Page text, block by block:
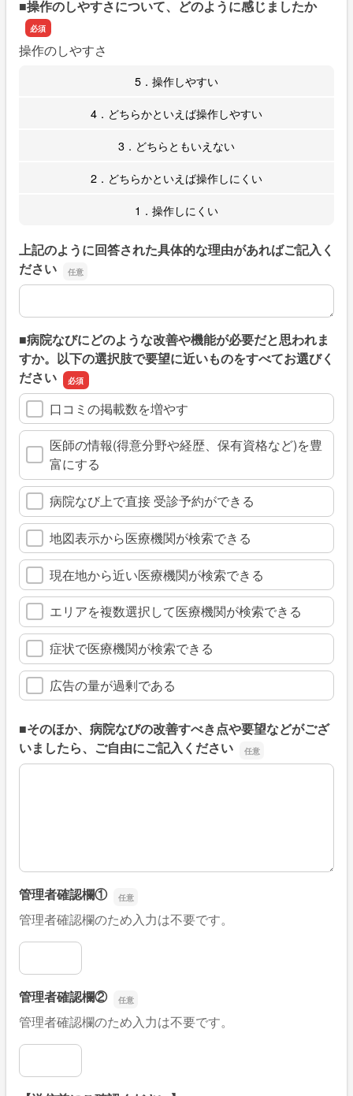
■操作のしやすさについて、どのように感じましたか
操作のしやすさ
5．操作しやすい
4．どちらかといえば操作しやすい
3．どちらともいえない
2．どちらかといえば操作しにくい
1．操作しにくい
上記のように回答された具体的な理由があればご記入く
ださい
上記のように回答された具体的な理由があればご記入くだ
■病院なびにどのような改善や機能が必要だと思われま
すか。以下の選択肢で要望に近いものをすべてお選びく
ださい
口コミの掲載数を増やす
医師の情報(得意分野や経歴、保有資格など)を豊
富にする
病院なび上で直接 受診予約ができる
地図表示から医療機関が検索できる
現在地から近い医療機関が検索できる
エリアを複数選択して医療機関が検索できる
症状で医療機関が検索できる
広告の量が過剰である
■そのほか、病院なびの改善すべき点や要望などがござ
いましたら、ご自由にご記入ください
■そのほか、病院なびの改善すべき点や要望などがござい
管理者確認欄①
管理者確認欄のため入力は不要です。
管理者確認欄①
管理者確認欄②
管理者確認欄のため入力は不要です。
管理者確認欄②